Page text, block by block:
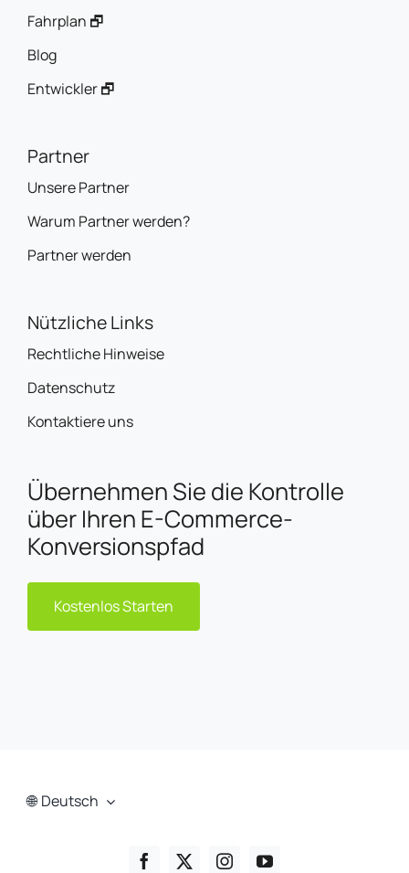
Fahrplan 🗗
Blog
Entwickler 🗗
Partner
Unsere Partner
Warum Partner werden?
Partner werden
Nützliche Links
Rechtliche Hinweise
Datenschutz
Kontaktiere uns
Übernehmen Sie die Kontrolle
über Ihren E-Commerce-
Konversionspfad
Kostenlos Starten
Deutsch